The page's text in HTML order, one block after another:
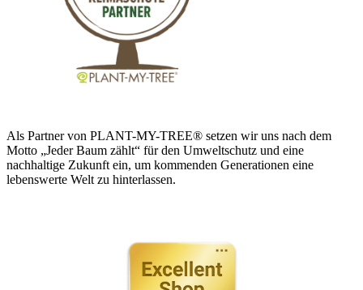
Als Partner von PLANT-MY-TREE® setzen wir uns nach dem
Motto „Jeder Baum zählt“ für den Umweltschutz und eine
nachhaltige Zukunft ein, um kommenden Generationen eine
lebenswerte Welt zu hinterlassen.